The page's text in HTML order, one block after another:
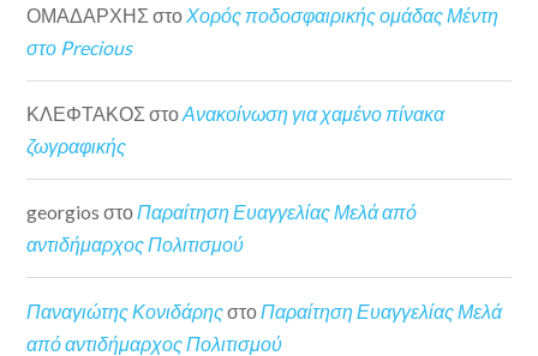
ΟΜΑΔΑΡΧΗΣ στοΧορός ποδοσφαιρικής ομάδας Μέντη
στο Precious
ΚΛΕΦΤΑΚΟΣ στοΑνακοίνωση για χαμένο πίνακα
ζωγραφικής
georgios στοΠαραίτηση Ευαγγελίας Μελά από
αντιδήμαρχος Πολιτισμού
Παναγιώτης Κονιδάρηςστο Παραίτηση Ευαγγελίας Μελά
από αντιδήμαρχος Πολιτισμού